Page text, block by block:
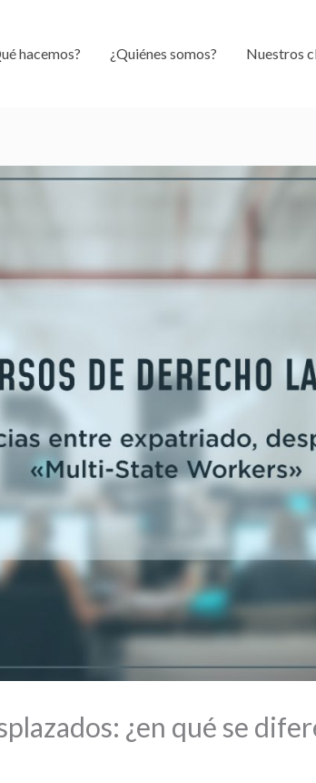
hacemos? ¿Quiénes somos? Nuestros
¿en qué se